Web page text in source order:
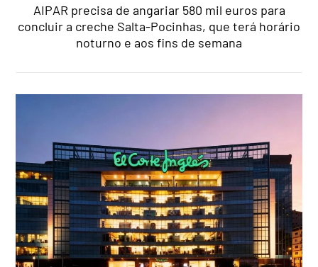
AIPAR precisa de angariar 580 mil euros para
concluir a creche Salta-Pocinhas, que terá horário
noturno e aos fins de semana